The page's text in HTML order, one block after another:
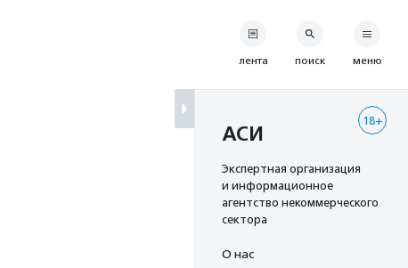
лента поиск меню
18+
АСИ
Экспертная организация
и информационное
агентство некоммерческого
сектора
О нас